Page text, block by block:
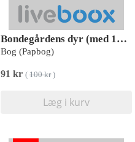
Bondegårdens dyr (med 10 lyde)
Bog (Papbog)
91 kr ( 100 kr)
Læg i kurv